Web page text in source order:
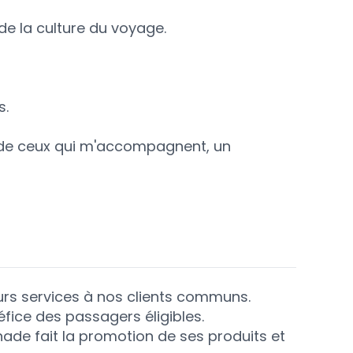
la culture du voyage.
ceux qui m'accompagnent, un
services à nos clients communs.
des passagers éligibles.
fait la promotion de ses produits et